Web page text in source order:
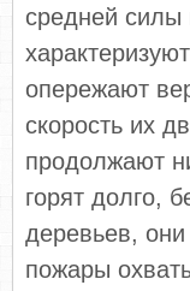
средней
опережают
скорость их
продолжают
горят долго,
деревьев,
пожары